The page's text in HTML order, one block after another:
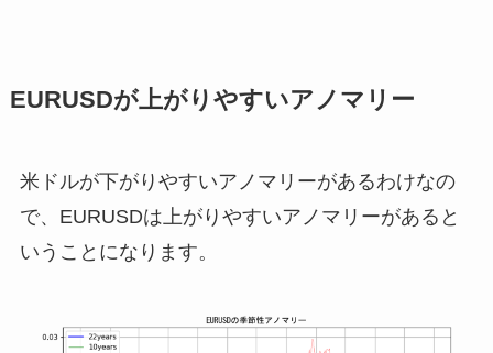
EURUSDが上がりやすいアノマリー
米ドルが下がりやすいアノマリーがあるわけなの
で、EURUSDは上がりやすいアノマリーがあると
いうことになります。